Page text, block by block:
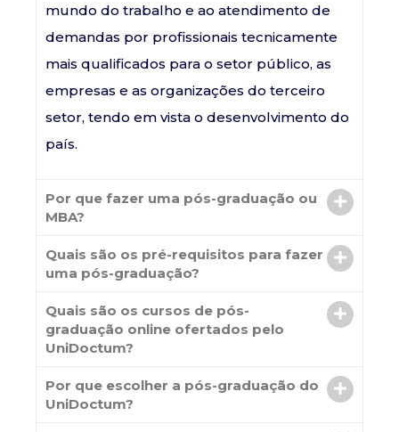
mundo do trabalho e ao atendimento de
demandas por profissionais tecnicamente
mais qualificados para o setor público, as
empresas e as organizações do terceiro
setor, tendo em vista o desenvolvimento do
país.
Por que fazer uma pós-graduação ou
MBA?
Quais são os pré-requisitos para fazer
uma pós-graduação?
Quais são os cursos de pós-
graduação online ofertados pelo
UniDoctum?
Por que escolher a pós-graduação do
UniDoctum?